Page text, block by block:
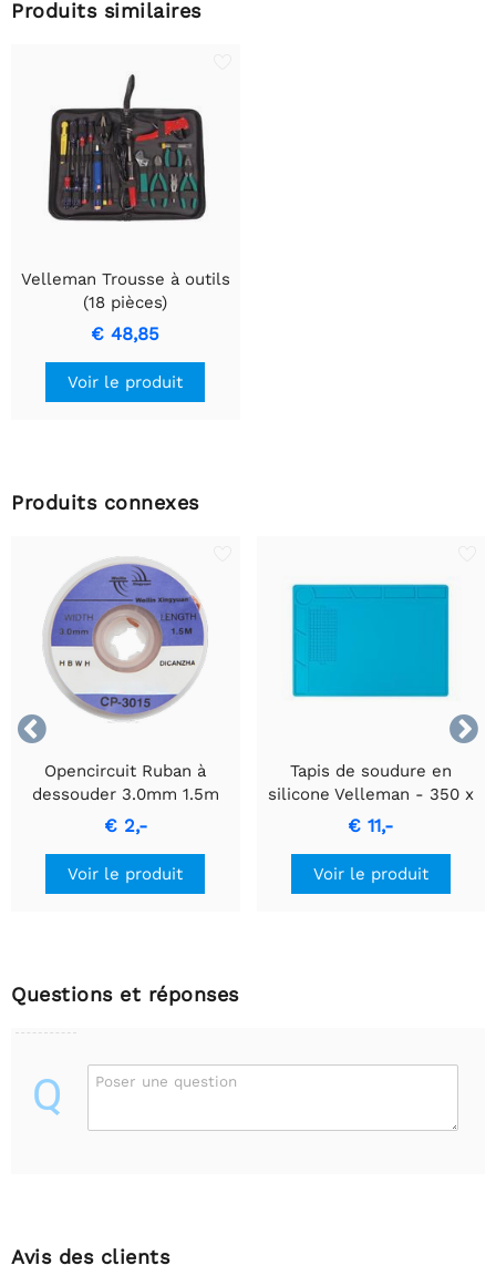
Produits similaires
Velleman Trousse à outils
(18 pièces)
€ 48,85
Voir le produit
Produits connexes


Opencircuit Ruban à
dessouder 3.0mm 1.5m
€ 2,-
Voir le produit
Tapis de soudure en
silicone Velleman - 350 x
250 mm - bleu - AS19
€ 11,-
Voir le produit
Questions et réponses
Q Poser une question
Avis des clients